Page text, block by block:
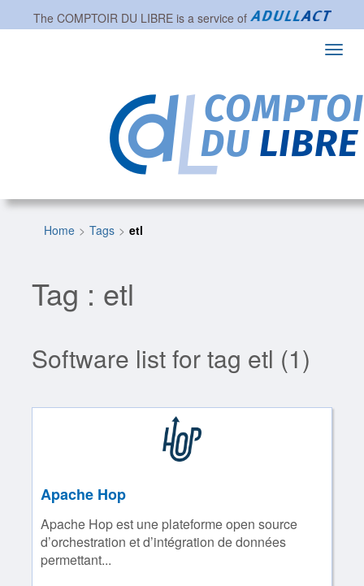
The COMPTOIR DU LIBREis a service of
Home Tags etl
Tag : etl
Software list for tag etl (1)
Apache Hop
Apache Hop est une plateforme open source
d’orchestration et d’intégration de données
permettant...